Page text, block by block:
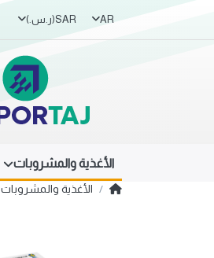
AR
SAR(ر.س.‏)
الأغذية والمشروبات
الأغذية والمشروبات